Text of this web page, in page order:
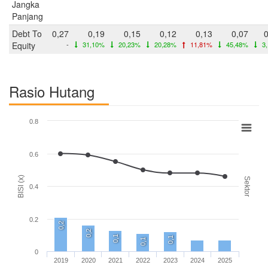
Jangka
Panjang
Debt To
Equity
0,27
-
0,19
31,10%
0,15
20,23%
0,12
20,28%
0,13
11,81%
0,07
45,48%
Rasio Hutang
BISI (x) Sektor
0,2
0,2
0,1 0,1 0,1
2019 2020 2021 2022 2023 2024 2025
0
0.2
0.4
0.6
0.8